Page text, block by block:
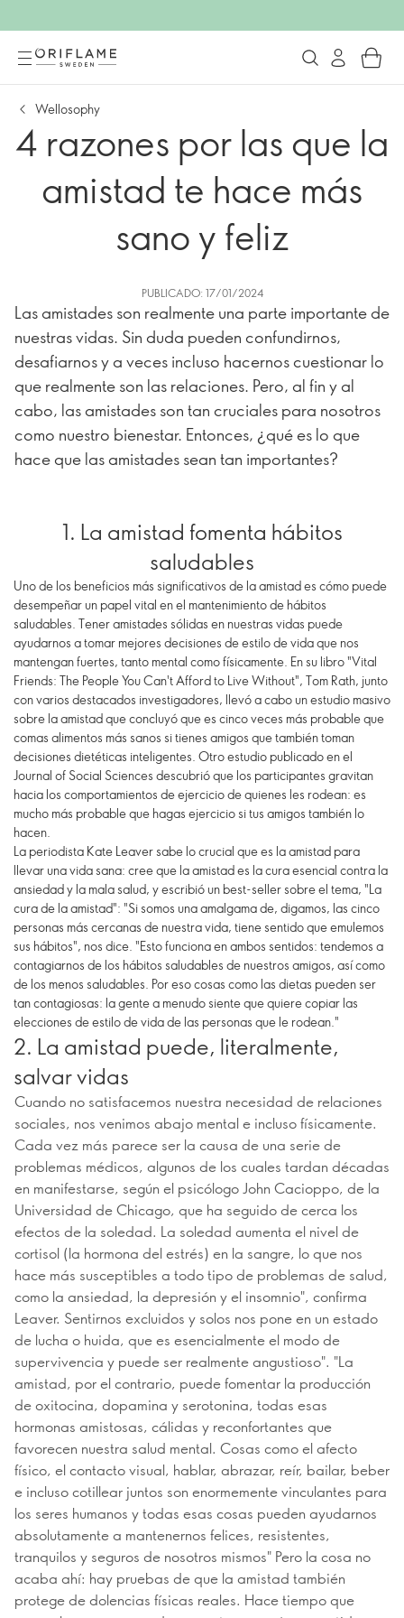
Wellosophy
4 razones por las que la
amistad te hace más
sano y feliz
PUBLICADO: 17/01/2024
Las amistades son realmente una parte importante de
nuestras vidas. Sin duda pueden confundirnos,
desafiarnos y a veces incluso hacernos cuestionar lo
que realmente son las relaciones. Pero, al fin y al
cabo, las amistades son tan cruciales para nosotros
como nuestro bienestar. Entonces, ¿qué es lo que
hace que las amistades sean tan importantes?
1. La amistad fomenta hábitos
saludables
Uno de los beneficios más significativos de la amistad es cómo puede
desempeñar un papel vital en el mantenimiento de hábitos
saludables. Tener amistades sólidas en nuestras vidas puede
ayudarnos a tomar mejores decisiones de estilo de vida que nos
mantengan fuertes, tanto mental como físicamente. En su libro "Vital
Friends: The People You Can't Afford to Live Without", Tom Rath, junto
con varios destacados investigadores, llevó a cabo un estudio masivo
sobre la amistad que concluyó que es cinco veces más probable que
comas alimentos más sanos si tienes amigos que también toman
decisiones dietéticas inteligentes. Otro estudio publicado en el
Journal of Social Sciences descubrió que los participantes gravitan
hacia los comportamientos de ejercicio de quienes les rodean: es
mucho más probable que hagas ejercicio si tus amigos también lo
hacen.
La periodista Kate Leaver sabe lo crucial que es la amistad para
llevar una vida sana: cree que la amistad es la cura esencial contra la
ansiedad y la mala salud, y escribió un best-seller sobre el tema, "La
cura de la amistad": "Si somos una amalgama de, digamos, las cinco
personas más cercanas de nuestra vida, tiene sentido que emulemos
sus hábitos", nos dice. "Esto funciona en ambos sentidos: tendemos a
contagiarnos de los hábitos saludables de nuestros amigos, así como
de los menos saludables. Por eso cosas como las dietas pueden ser
tan contagiosas: la gente a menudo siente que quiere copiar las
elecciones de estilo de vida de las personas que le rodean."
2. La amistad puede, literalmente,
salvar vidas
Cuando no satisfacemos nuestra necesidad de relaciones
sociales, nos venimos abajo mental e incluso físicamente.
Cada vez más parece ser la causa de una serie de
problemas médicos, algunos de los cuales tardan décadas
en manifestarse, según el psicólogo John Cacioppo, de la
Universidad de Chicago, que ha seguido de cerca los
efectos de la soledad. La soledad aumenta el nivel de
cortisol (la hormona del estrés) en la sangre, lo que nos
hace más susceptibles a todo tipo de problemas de salud,
como la ansiedad, la depresión y el insomnio", confirma
Leaver. Sentirnos excluidos y solos nos pone en un estado
de lucha o huida, que es esencialmente el modo de
supervivencia y puede ser realmente angustioso". "La
amistad, por el contrario, puede fomentar la producción
de oxitocina, dopamina y serotonina, todas esas
hormonas amistosas, cálidas y reconfortantes que
favorecen nuestra salud mental. Cosas como el afecto
físico, el contacto visual, hablar, abrazar, reír, bailar, beber
e incluso cotillear juntos son enormemente vinculantes para
los seres humanos y todas esas cosas pueden ayudarnos
absolutamente a mantenernos felices, resistentes,
tranquilos y seguros de nosotros mismos" Pero la cosa no
acaba ahí: hay pruebas de que la amistad también
protege de dolencias físicas reales. Hace tiempo que